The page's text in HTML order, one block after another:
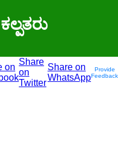
on
Share
on
Twitter
Share on
WhatsApp
Provide
Feedback